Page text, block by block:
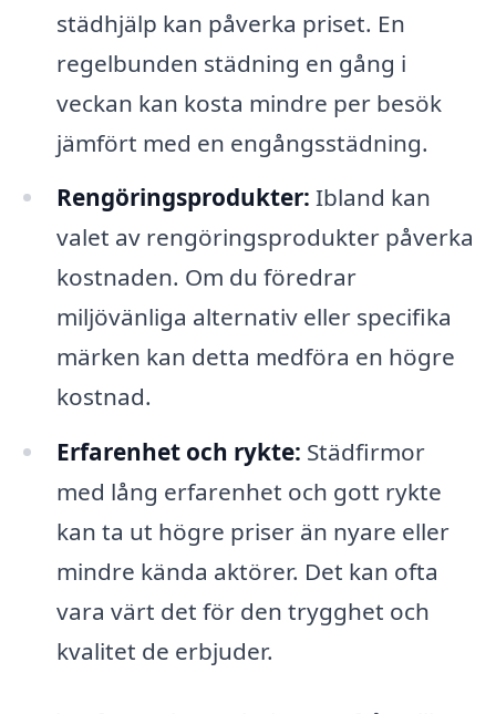
städhjälp kan påverka priset. En
regelbunden städning en gång i
veckan kan kosta mindre per besök
jämfört med en engångsstädning.
Rengöringsprodukter: Ibland kan
valet av rengöringsprodukter påverka
kostnaden. Om du föredrar
miljövänliga alternativ eller specifika
märken kan detta medföra en högre
kostnad.
Erfarenhet och rykte: Städfirmor
med lång erfarenhet och gott rykte
kan ta ut högre priser än nyare eller
mindre kända aktörer. Det kan ofta
vara värt det för den trygghet och
kvalitet de erbjuder.